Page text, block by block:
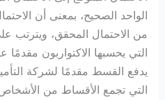
الواحد الصحيح، بمعنى أن
من الاحتمال المحقق، ويترتب
التي يحسبها الاكتواربون
يدفع القسط مقدمًا لشركة
التي تجمع الأقساط من